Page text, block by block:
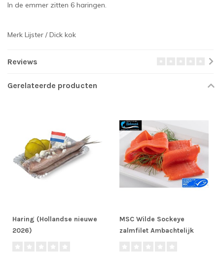
In de emmer zitten 6 haringen.
Merk Lijster / Dick kok
Reviews
Gerelateerde producten
Haring (Hollandse nieuwe
2026)
MSC Wilde Sockeye
zalmfilet Ambachtelijk